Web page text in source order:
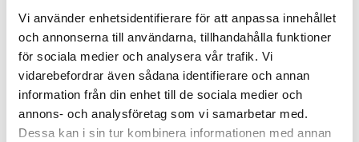
Vi använder enhetsidentifierare för att anpassa innehållet
och annonserna till användarna, tillhandahålla funktioner
för sociala medier och analysera vår trafik. Vi
vidarebefordrar även sådana identifierare och annan
information från din enhet till de sociala medier och
annons- och analysföretag som vi samarbetar med.
Dessa kan i sin tur kombinera informationen med annan
partner när vi fortsätter att utöka vår räckvidd.
Tillsammans ser vi fram emot att förse våra kunder med
oöverträffade produkter och tjänster och driva innovation
inom branschen.
Stefan Carlsson Pautt, affärsutvecklingschef,
Hagabergs Mekaniska AB:
–Vi ser en stor potential för fullautomatiska snabbfästen